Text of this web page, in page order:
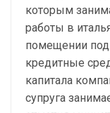
которым
работы в
помещении под
кредитные
капитала
супруга